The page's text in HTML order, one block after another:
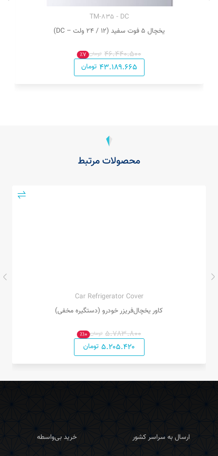
TM-۸۳۵ - DC
یخچال ۵ فوت سفید (۱۲ / ۲۴ ولت – DC)
۴۶.۴۴۰.۵۰۰ تومان ٪۷
۴۳.۱۸۹.۶۶۵ تومان
محصولات مرتبط
Car Refrigerator Cover
کاور یخچال‌فریزر خودرو (دستگیره مخفی)
۵.۷۸۳.۸۰۰ تومان ٪۱۰
۵.۲۰۵.۴۲۰ تومان
ارسال به سراسر کشور خرید بی‌واسطه